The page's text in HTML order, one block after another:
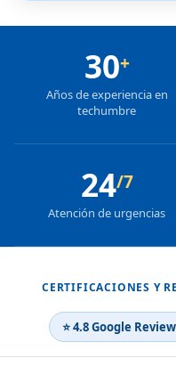
30+
Años de experiencia en
techumbre
24/7
Atención de urgencias
CERTIFICACIONES Y
⭐ 4.8 Google